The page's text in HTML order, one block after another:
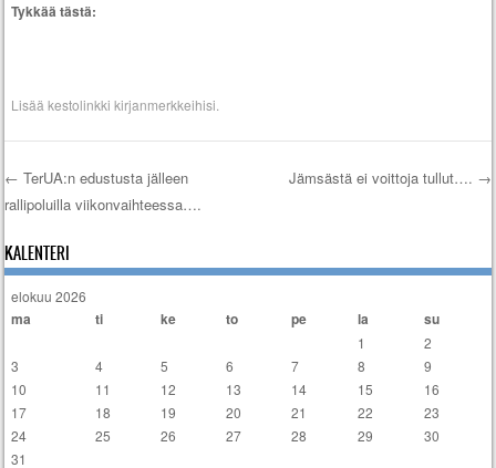
Tykkää tästä:
Lisääkestolinkki kirjanmerkkeihisi.
Artikkelien selaus
← TerUA:n edustusta jälleen
rallipoluilla viikonvaihteessa….
Jämsästä ei voittoja tullut…. →
KALENTERI
elokuu 2026
ma ti ke to pe la su
1
2
3
4 5 6 7 8
9
10
11 12 13 14 15
16
17
18 19 20 21 22
23
24
25 26 27 28 29
30
31